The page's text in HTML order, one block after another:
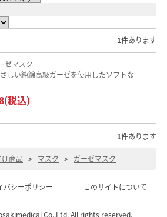
1件あります
ゼマスク
しい純綿高級ガーゼを使用したソフトな
税込)
1件あります
商品 > マスク > ガーゼマスク
バシーポリシー このサイトについて
Co.,Ltd. All rights reserved.